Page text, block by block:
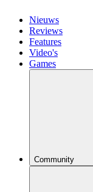
Nieuws
Reviews
Features
Video's
Games
Community